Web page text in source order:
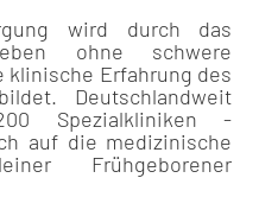
wird durch das
ohne schwere
klinische Erfahrung des
Deutschlandweit
Spezialkliniken -
auf die medizinische
Frühgeborener